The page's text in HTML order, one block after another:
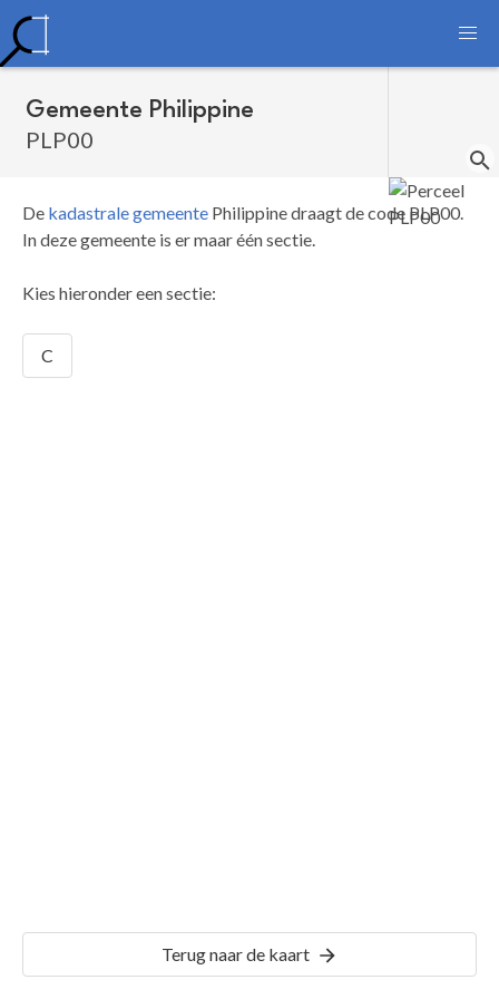
Gemeente Philippine
PLP00
De kadastrale gemeente Philippine draagt de code PLP00.
In deze gemeente is er maar één sectie.
Kies hieronder een sectie:
C
Terug naar de kaart
PLP00